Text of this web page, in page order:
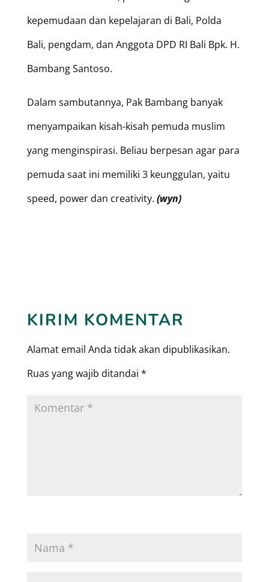
kepemudaan dan kepelajaran di Bali, Polda
Bali, pengdam, dan Anggota DPD RI Bali Bpk. H.
Bambang Santoso.
Dalam sambutannya, Pak Bambang banyak
menyampaikan kisah-kisah pemuda muslim
yang menginspirasi. Beliau berpesan agar para
pemuda saat ini memiliki 3 keunggulan, yaitu
speed, power dan creativity. (wyn)
KIRIM KOMENTAR
Alamat email Anda tidak akan dipublikasikan.
Ruas yang wajib ditandai *